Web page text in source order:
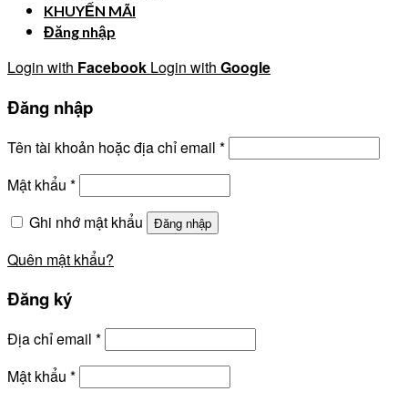
KHUYẾN MÃI
Đăng nhập
Login with Facebook Login with Google
Đăng nhập
Tên tài khoản hoặc địa chỉ email *
Mật khẩu *
Ghi nhớ mật khẩu
Đăng nhập
Quên mật khẩu?
Đăng ký
Địa chỉ email *
Mật khẩu *